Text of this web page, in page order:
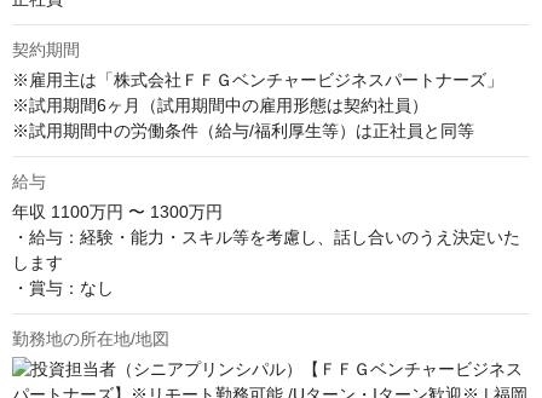
契約期間
※雇用主は「株式会社ＦＦＧベンチャービジネスパートナーズ」
※試用期間6ヶ月（試用期間中の雇用形態は契約社員）
※試用期間中の労働条件（給与/福利厚生等）は正社員と同等
給与
年収 1100万円 〜 1300万円
・給与：経験・能力・スキル等を考慮し、話し合いのうえ決定いた
します
・賞与：なし
勤務地の所在地/地図